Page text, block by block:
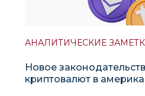
АНАЛИТИЧЕСКИЕ
Новое
криптовалют в